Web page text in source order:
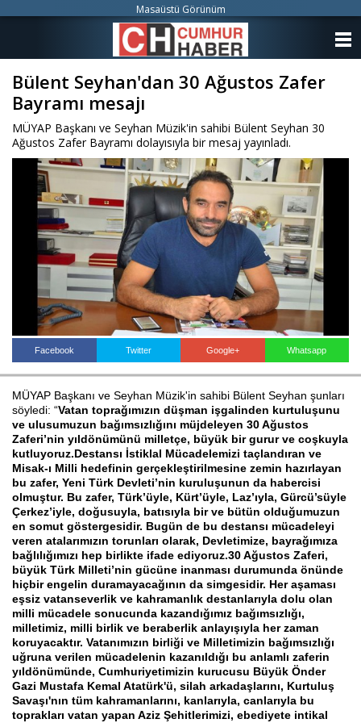
Bülent Seyhan'dan 30 Ağustos Zafer
Bayramı mesajı
MÜYAP Başkanı ve Seyhan Müzik'in sahibi Bülent Seyhan 30
Ağustos Zafer Bayramı dolayısıyla bir mesaj yayınladı.
Facebook Twitter Google+ Whatsapp
MÜYAP Başkanı ve Seyhan Müzik'in sahibi Bülent Seyhan şunları
söyledi: “Vatan toprağımızın düşman işgalinden kurtuluşunu
ve ulusumuzun bağımsızlığını müjdeleyen 30 Ağustos
Zaferi’nin yıldönümünü milletçe, büyük bir gurur ve coşkuyla
kutluyoruz.Destansı İstiklal Mücadelemizi taçlandıran ve
Misak-ı Milli hedefinin gerçekleştirilmesine zemin hazırlayan
bu zafer, Yeni Türk Devleti’nin kuruluşunun da habercisi
olmuştur. Bu zafer, Türk’üyle, Kürt’üyle, Laz’ıyla, Gürcü’süyle
Çerkez’iyle, doğusuyla, batısıyla bir ve bütün olduğumuzun
en somut göstergesidir. Bugün de bu destansı mücadeleyi
veren atalarımızın torunları olarak, Devletimize, bayrağımıza
bağlılığımızı hep birlikte ifade ediyoruz.30 Ağustos Zaferi,
büyük Türk Milleti’nin gücüne inanması durumunda önünde
hiçbir engelin duramayacağının da simgesidir. Her aşaması
eşsiz vatanseverlik ve kahramanlık destanlarıyla dolu olan
milli mücadele sonucunda kazandığımız bağımsızlığı,
milletimiz, milli birlik ve beraberlik anlayışıyla her zaman
koruyacaktır. Vatanımızın birliği ve Milletimizin bağımsızlığı
uğruna verilen mücadelenin kazanıldığı bu anlamlı zaferin
yıldönümünde, Cumhuriyetimizin kurucusu Büyük Önder
Gazi Mustafa Kemal Atatürk'ü, silah arkadaşlarını, Kurtuluş
Savaşı'nın tüm kahramanlarını, kanlarıyla, canlarıyla bu
toprakları vatan yapan Aziz Şehitlerimizi, ebediyete intikal
Masaüstü Görünüm
KATEGORİLER
ANKETLER
FOTO GALERİ
VİDEO GALERİ
KÜNYE
İLETİŞİM
Haberin Doğru Adresi.